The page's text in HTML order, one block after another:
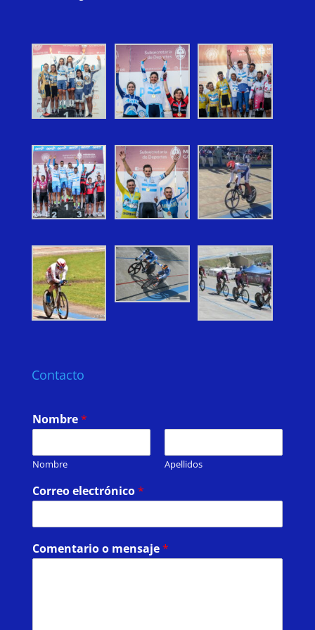
Contacto
Nombre*
Nombre Apellidos
Correo electrónico*
Comentario o mensaje*